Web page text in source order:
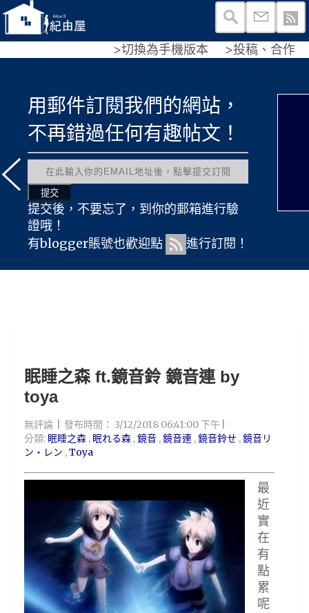
>切換為手機版本 >投稿、合作
Fb外其他平台上的紀由屋！
眠睡之森 ft.鏡音鈴 鏡音連 by
toya
無評論 發布時間： 3/12/2018 06:41:00 下午
分類: 眠睡之森 , 眠れる森 ,鏡音 ,鏡音連 ,鏡音鈴ㄝ ,鏡音リ
ン・レン ,Toya
最
近
實
在
有
點
累
呢